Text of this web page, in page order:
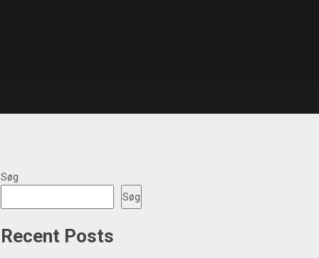
Søg
Søg
Recent Posts